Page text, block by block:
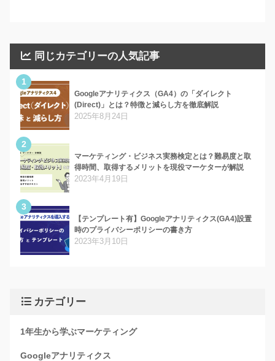
同じカテゴリーの人気記事
1
Googleアナリティクス（GA4）の「ダイレクト
(Direct)」とは？特徴と減らし方を徹底解説
2025年8月24日
2
マーケティング・ビジネス実務検定とは？難易度と取
得時間、取得するメリットを現役マーケターが解説
2023年4月19日
3
【テンプレート有】Googleアナリティクス(GA4)設置
時のプライバシーポリシーの書き方
2023年3月10日
カテゴリー
1年生から学ぶマーケティング
Googleアナリティクス